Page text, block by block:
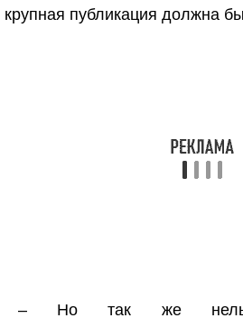
крупная публикация должна
– Но так же нельзя: